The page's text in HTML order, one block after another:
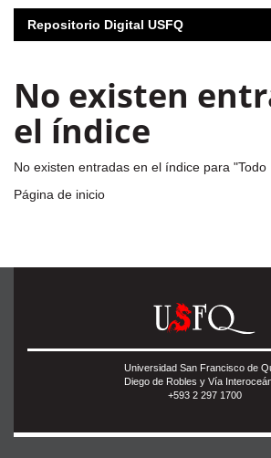
Repositorio Digital USFQ
No existen
el índice
No existen entradas en el índice para "Todo
Página de inicio
Universidad San Francisco de
Diego de Robles y Vía
+593 2 297 1700